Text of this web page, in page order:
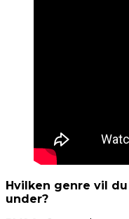
Hvilken genre vil
under?